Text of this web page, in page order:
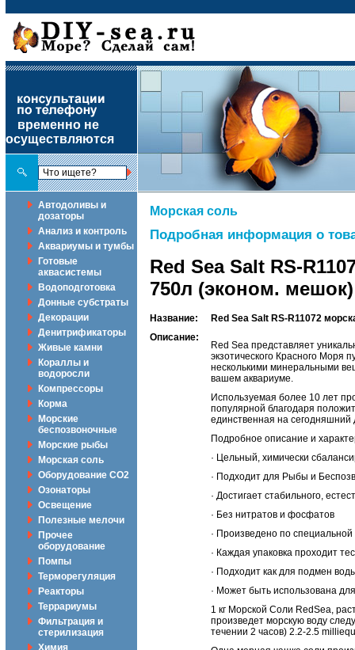
временно не
осуществляются
Автодоливы и
дозаторы
Анализ и контроль
Аквариумы и тумбы
Готовые
аквасистемы
Водоподготовка
Донные субстраты
Декорации
Денитрификаторы
Живые камни
Кораллы и
водоросли
Компрессоры
Корма
Морские
беспозвоночные
Морские рыбы
Морская соль
Оборудование CO2
Озонаторы
Освещение
Полезные мелочи
Прочее
оборудование
Помпы
Терморегуляция
Реакторы
Террариумы
Фильтрация и
стерилизация
Химия
Морская соль
Подробная информация о
Red Sea Salt RS-
750л (эконом. мешок)
Название:
Red Sea Salt RS-R11072
Описание:
Red Sea представляет
экзотического Красного Моря
несколькими минеральными
вашем аквариуме.
Используемая более 10 лет
популярной благодаря
единственная на сегодняшний
Подробное описание и
· Цельный, химически
· Подходит для Рыбы и
· Достигает стабильного,
· Без нитратов и фосфатов
· Произведено по
· Каждая упаковка проходит
· Подходит как для подмен
· Может быть использована
1 кг Морской Соли RedSea,
произведет морскую воду
течении 2 часов) 2.2-2.5